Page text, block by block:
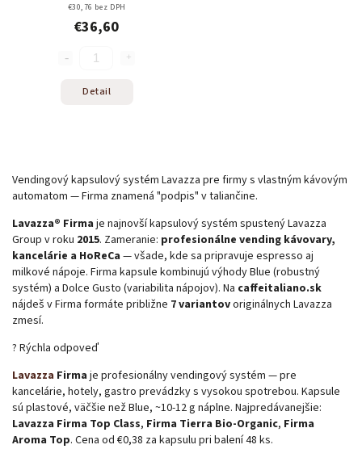
€30,76 bez DPH
€36,60
Detail
Vendingový kapsulový systém Lavazza pre firmy s vlastným kávovým
automatom — Firma znamená "podpis" v taliančine.
Lavazza® Firma je najnovší kapsulový systém spustený Lavazza
Group v roku 2015. Zameranie: profesionálne vending kávovary,
kancelárie a HoReCa — všade, kde sa pripravuje espresso aj
milkové nápoje. Firma kapsule kombinujú výhody Blue (robustný
systém) a Dolce Gusto (variabilita nápojov). Na caffeitaliano.sk
nájdeš v Firma formáte približne 7 variantovoriginálnych Lavazza
zmesí.
? Rýchla odpoveď
Lavazza Firma je profesionálny vendingový systém — pre
kancelárie, hotely, gastro prevádzky s vysokou spotrebou. Kapsule
sú plastové, väčšie než Blue, ~10-12 g náplne. Najpredávanejšie:
Lavazza Firma Top Class, Firma Tierra Bio-Organic, Firma
Aroma Top. Cena od €0,38 za kapsulu pri balení 48 ks.